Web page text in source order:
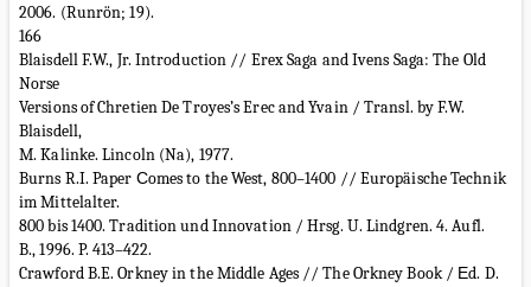
2006. (Runrön; 19).
166
Blaisdell F.W., Jr. Introduction // Erex Saga and Ivens Saga: The Old
Norse
Versions of Chretien De Troyes’s Erec and Yvain / Transl. by F.W.
Blaisdell,
M. Kalinke. Lincoln (Na), 1977.
Burns R.I. Paper Сomes to the West, 800–1400 // Europäische Technik
im Mittelalter.
800 bis 1400. Tradition und Innovation / Hrsg. U. Lindgren. 4. Aufl.
B., 1996. P. 413–422.
Crawford B.E. Orkney in the Middle Ages // The Orkney Book / Еd. D.